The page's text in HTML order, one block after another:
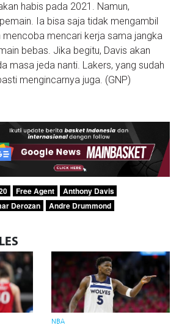
habis pada 2021. Namun,
Ia bisa saja tidak mengambil
mencoba mencari kerja sama jangka
bebas. Jika begitu, Davis akan
masa jeda nanti. Lakers, yang sudah
mengincarnya juga. (GNP)
Free Agent
Anthony Davis
Derozan
Andre Drummond
NBA